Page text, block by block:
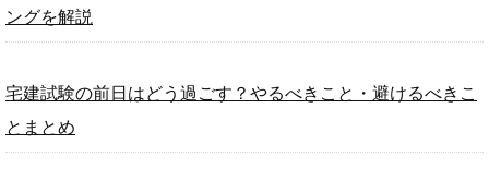
ングを解説
宅建試験の前日はどう過ごす？やるべきこと・避けるべきこ
とまとめ